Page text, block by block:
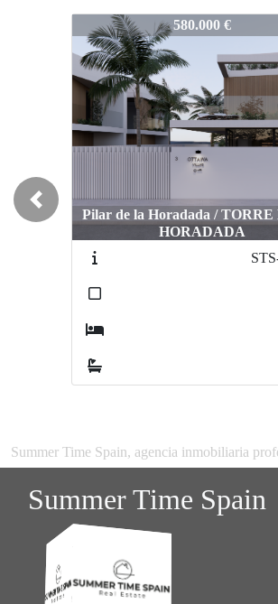
580.000 €
Pilar de la Horadada / TORRE DE LA
HORADADA
STS-N5033 780.000 €
Algorfa / Campo de Golf -
Previous
Summer Time Spain, agencia inmobiliaria
Summer Time Spain